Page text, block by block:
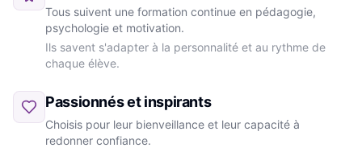
Tous suivent une formation continue en pédagogie,
psychologie et motivation.
Ils savent s'adapter à la personnalité et au rythme de
chaque élève.
Passionnés et inspirants
Choisis pour leur bienveillance et leur capacité à
redonner confiance.